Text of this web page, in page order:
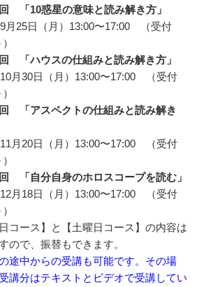
「10惑星の意味と読み解き方」
月25日（月）13:00〜17:00 （受付
「ハウスの仕組みと読み解き方」
月30日（月）13:00〜17:00 （受付
「アスペクトの仕組みと読み解き
月20日（月）13:00〜17:00 （受付
「自分自身のホロスコープを読む」
月18日（月）13:00〜17:00 （受付
日コース】と【土曜日コース】の内容は
ので、振替もできます。
途中からの受講も可能です。その場
講分はテキストとビデオで受講してい